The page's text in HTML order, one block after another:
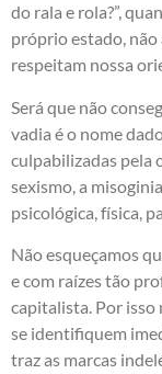
do rala e rola?”,
próprio estado, não
respeitam nossa
Será que não
vadia é o nome
culpabilizadas pela
sexismo, a
psicológica, física,
Não esqueçamos
e com raízes tão
capitalista. Por isso
se identifiquem
traz as marcas